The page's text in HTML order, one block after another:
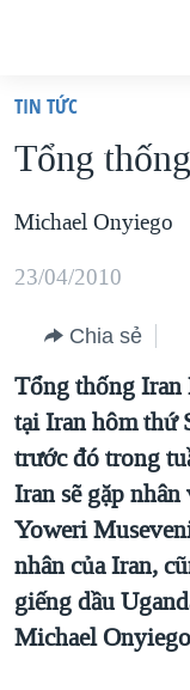
truy
cập
Tới
dung
điều
hướng
chính
Đi
tới
"Tìm"
VIỆT NAM
HOA KỲ
BLOG
DIỄN ĐÀN
MỤC
TỰ DO BÁO CHÍ
VẠCH TRẦN TIN
NGƯỜI VIỆT HẢI
ĐỜI SỐNG
KINH TẾ
CHUYÊN ĐỀ
CHIẾN TRANH
TẠI
HÀNH TRÌNH
MỘT NĂM CHIẾN
HỌC TIẾNG ANH
VIDEO
NGHE
TIN TỨC
Tổng
Michael Onyiego
23/04/2010
Chia sẻ
Tổng thống Iran
tại Iran hôm thứ
trước đó trong
Iran sẽ gặp
Yoweri
nhân của Iran,
giếng dầu
Michael